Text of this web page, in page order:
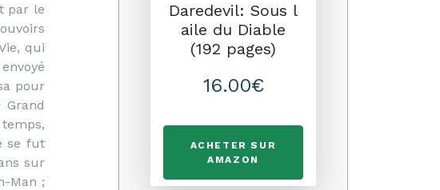
par le
qui
pour
se fut
sur
Man ;
Daredevil: Sous l
aile du Diable
(192 pages)
16.00€
ACHETER SUR
AMAZON